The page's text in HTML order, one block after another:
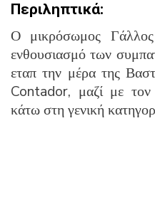
Περιληπτικά:
Ο μικρόσωμος
ενθουσιασμό των
εταπ την μέρα της
Contador, μαζί με
κάτω στη γενική